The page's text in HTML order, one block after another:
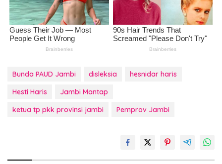
Bunda PAUD Jambi disleksia
hesnidar haris
Hesti Haris
Jambi Mantap
ketua tp pkk provinsi jambi
Pemprov Jambi